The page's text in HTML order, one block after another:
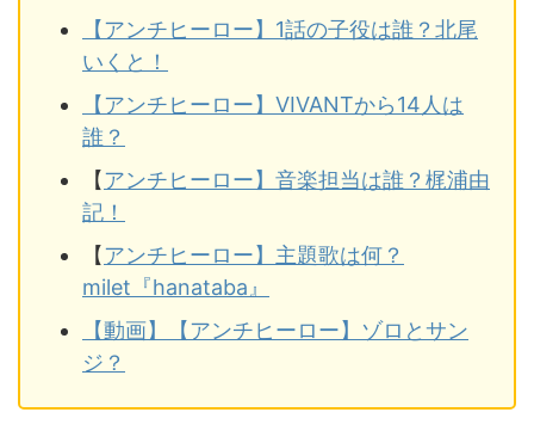
【アンチヒーロー】1話の子役は誰？北尾
いくと！
【アンチヒーロー】VIVANTから14人は
誰？
【アンチヒーロー】音楽担当は誰？梶浦由
記！
【アンチヒーロー】主題歌は何？
milet『hanataba』
【動画】【アンチヒーロー】ゾロとサン
ジ？